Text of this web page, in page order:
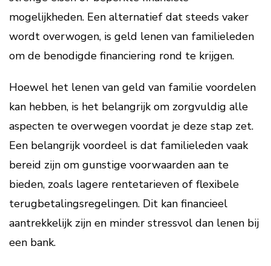
mogelijkheden. Een alternatief dat steeds vaker
wordt overwogen, is geld lenen van familieleden
om de benodigde financiering rond te krijgen.
Hoewel het lenen van geld van familie voordelen
kan hebben, is het belangrijk om zorgvuldig alle
aspecten te overwegen voordat je deze stap zet.
Een belangrijk voordeel is dat familieleden vaak
bereid zijn om gunstige voorwaarden aan te
bieden, zoals lagere rentetarieven of flexibele
terugbetalingsregelingen. Dit kan financieel
aantrekkelijk zijn en minder stressvol dan lenen bij
een bank.